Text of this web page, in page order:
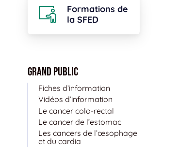
Formations de
la SFED
Grand public
Fiches d’information
Vidéos d’information
Le cancer colo-rectal
Le cancer de l’estomac
Les cancers de l’œsophage
et du cardia